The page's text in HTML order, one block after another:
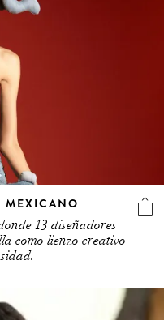
MEXICANO
13 diseñadores
como lienzo creativo